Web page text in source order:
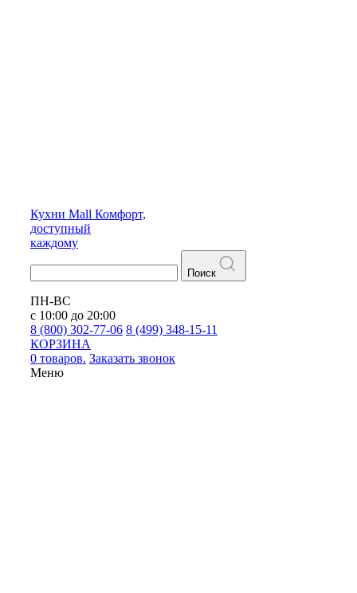
Кухни Mall Комфорт,
доступный
каждому
Поиск
ПН-ВС
с 10:00 до 20:00
8 (800) 302-77-06 8 (499) 348-15-11
КОРЗИНА
0 товаров. Заказать звонок
Меню